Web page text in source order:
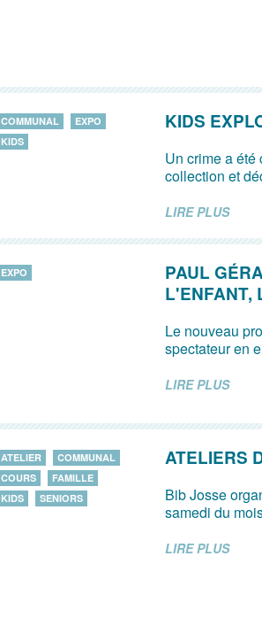
COMMUNAL
EXPO
KIDS
KIDS
Un crime a été
collection et
LIRE PLUS
EXPO
PAUL
L'ENFANT,
Le nouveau
spectateur en
LIRE PLUS
ATELIER
COMMUNAL
COURS
FAMILLE
KIDS
SENIORS
ATELIERS
Bib Josse
samedi du
LIRE PLUS